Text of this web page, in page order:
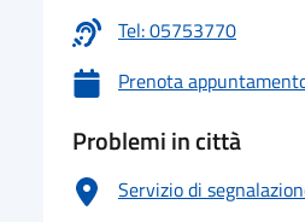
Tel: 05753770
Prenota
Problemi in città
Servizio di